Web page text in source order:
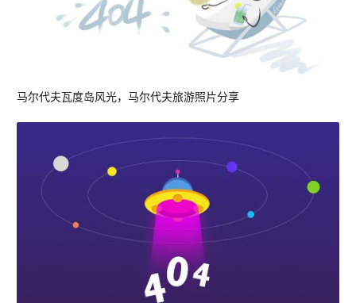
马尔代夫瓦度岛风光，马尔代夫旅游照片分享